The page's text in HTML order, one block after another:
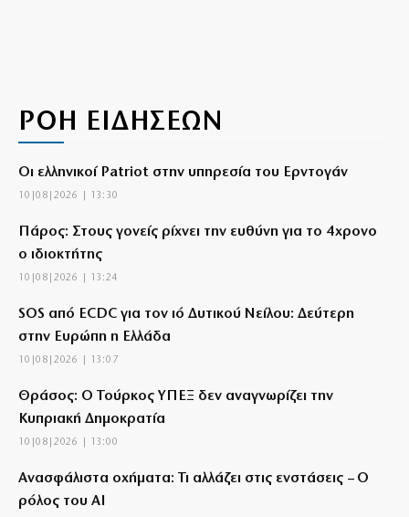
ΡΟΗ ΕΙΔΗΣΕΩΝ
Οι ελληνικοί Patriot στην υπηρεσία του Ερντογάν
10|08|2026 | 13:30
Πάρος: Στους γονείς ρίχνει την ευθύνη για το 4χρονο
ο ιδιοκτήτης
10|08|2026 | 13:24
SOS από ECDC για τον ιό Δυτικού Νείλου: Δεύτερη
στην Ευρώπη η Ελλάδα
10|08|2026 | 13:07
Θράσος: Ο Τούρκος ΥΠΕΞ δεν αναγνωρίζει την
Κυπριακή Δημοκρατία
10|08|2026 | 13:00
Ανασφάλιστα οχήματα: Τι αλλάζει στις ενστάσεις – Ο
ρόλος του AI